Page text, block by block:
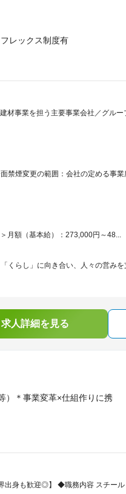
レックス制度有
材事業を担う主要事業会社／グル
禁煙変更の範囲：会社の定める事業
月額（基本給）：273,000円～48...
くらし」に向き合い、人々の営みを
求人詳細を見る
）＊事業変革×仕組作りに携
出身も歓迎◎】 ◆職務内容 スチー